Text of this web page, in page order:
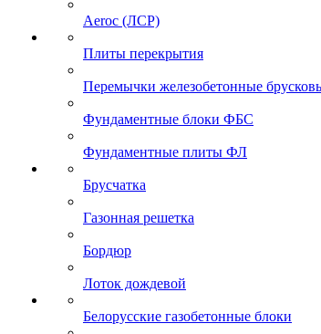
Aeroc (ЛСР)
Плиты перекрытия
Перемычки железобетонные
Фундаментные блоки ФБС
Фундаментные плиты ФЛ
Брусчатка
Газонная решетка
Бордюр
Лоток дождевой
Белорусские газобетонные блоки